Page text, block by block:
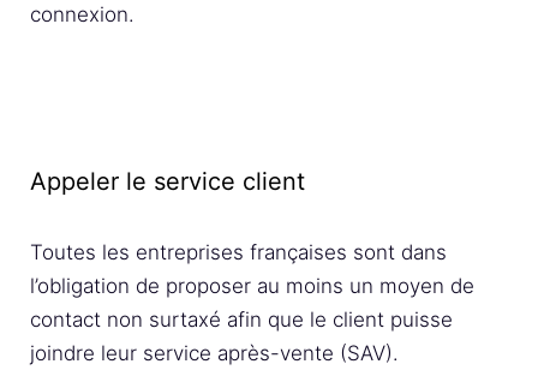
connexion.
Appeler le service client
Toutes les entreprises françaises sont dans
l’obligation de proposer au moins un moyen de
contact non surtaxé afin que le client puisse
joindre leur service après-vente (SAV).